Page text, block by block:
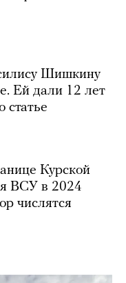
Шишкину
Ей дали 12 лет
Курской
ВСУ в 2024
числятся